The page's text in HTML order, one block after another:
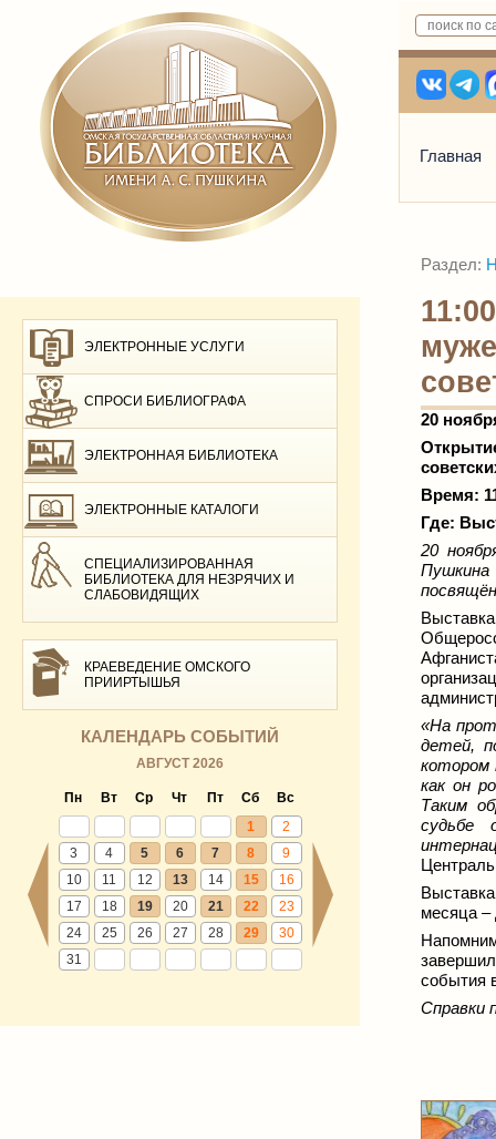
Главная
ЭЛЕКТРОННЫЕ УСЛУГИ
СПРОСИ БИБЛИОГРАФА
ЭЛЕКТРОННАЯ БИБЛИОТЕКА
ЭЛЕКТРОННЫЕ КАТАЛОГИ
СПЕЦИАЛИЗИРОВАННАЯ
БИБЛИОТЕКА ДЛЯ НЕЗРЯЧИХ И
СЛАБОВИДЯЩИХ
КРАЕВЕДЕНИЕ ОМСКОГО
ПРИИРТЫШЬЯ
КАЛЕНДАРЬ СОБЫТИЙ
АВГУСТ 2026
Пн Вт Ср Чт Пт Сб
Вс
1
2
3
4 5 6 7 8
9
10
11 12 13 14 15
16
17
18 19 20 21 22
23
24
25 26 27 28 29
30
31
Раздел:
20
Время:
Где:
20
«На
детей,
котором
как он
Таким
судьбе
месяца –
события
Справки